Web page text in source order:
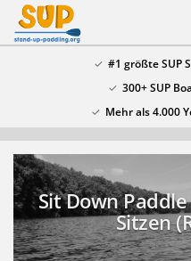
Skip
#1 größte SUP
300+ SUP
Mehr als 4.000
Sit Down
Sitzen
SSV: Große
In unserem SUP
aktuellen Bluefin
überzeugt! Aktuell